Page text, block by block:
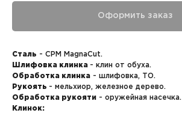
Оформить заказ
Сталь - CPM MagnaCut.
Шлифовка клинка - клин от обуха.
Обработка клинка - шлифовка, ТО.
Рукоять - мельхиор, железное дерево.
Обработка рукояти - оружейная насечка.
Клинок: